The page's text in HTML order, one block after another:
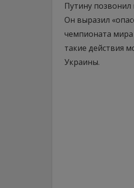
Путину позвонил
Он выразил
чемпионата мира
такие действия
Украины.